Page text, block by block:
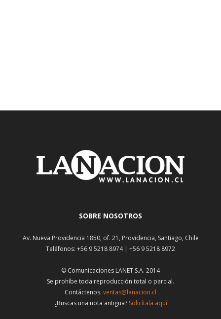
SOBRE NOSOTROS
Av. Nueva Providencia 1850, of. 21, Providencia, Santiago, Chile
Teléfonos: +56 9 5218 8974 | +56 9 5218 8972
© Comunicaciones LANET S.A. 2014
Se prohíbe toda reproducción total o parcial.
Contáctenos: ventas@lanacion.cl
¿Buscas una nota antigua? Solicítala aquí